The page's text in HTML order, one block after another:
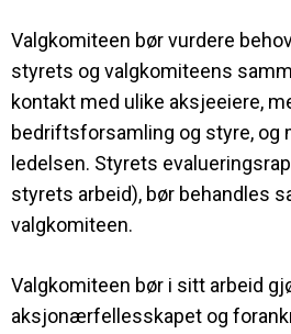
Valgkomiteen bør vurdere
styrets og valgkomiteens
kontakt med ulike aksjeeiere,
bedriftsforsamling og styre, og
ledelsen. Styrets
styrets arbeid), bør behandles
valgkomiteen.
Valgkomiteen bør i sitt arbeid
aksjonærfellesskapet og